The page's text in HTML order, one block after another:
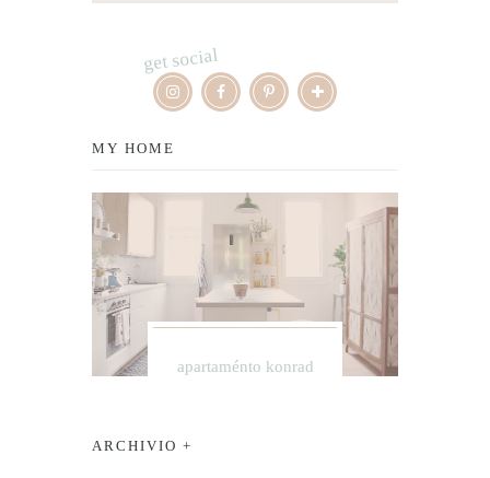
get social
MY HOME
apartaménto konrad
ARCHIVIO +